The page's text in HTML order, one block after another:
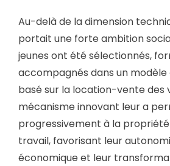
Au-delà de la dimension
portait une forte ambition
jeunes ont été sélectionnés,
accompagnés dans un
basé sur la location-vente des
mécanisme innovant leur a
progressivement à la
travail, favorisant leur
économique et leur